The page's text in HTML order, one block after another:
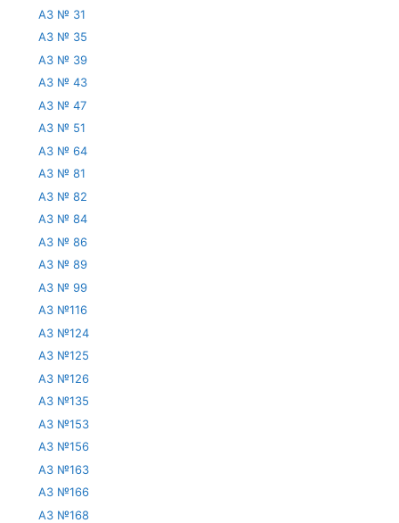
АЗ № 31
АЗ № 35
АЗ № 39
АЗ № 43
АЗ № 47
АЗ № 51
АЗ № 64
АЗ № 81
АЗ № 82
АЗ № 84
АЗ № 86
АЗ № 89
АЗ № 99
АЗ №116
АЗ №124
АЗ №125
АЗ №126
АЗ №135
АЗ №153
АЗ №156
АЗ №163
АЗ №166
АЗ №168